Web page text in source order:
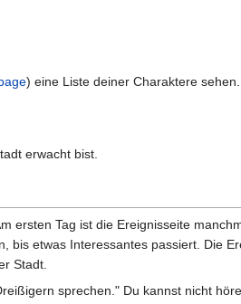
) eine Liste deiner Charaktere
erwacht bist.
ersten Tag ist die Ereignisseite
bis etwas Interessantes passiert. Die
Stadt.
sprechen." Du kannst nicht